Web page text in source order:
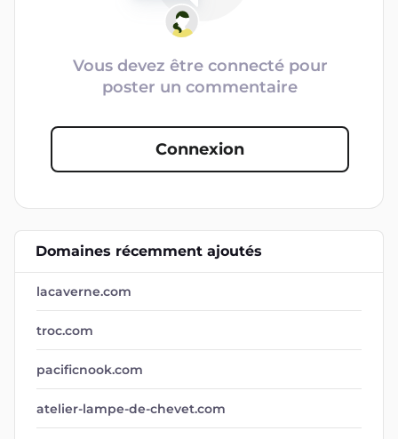
Vous devez être connecté pour
poster un commentaire
Connexion
Domaines récemment ajoutés
lacaverne.com
troc.com
pacificnook.com
atelier-lampe-de-chevet.com